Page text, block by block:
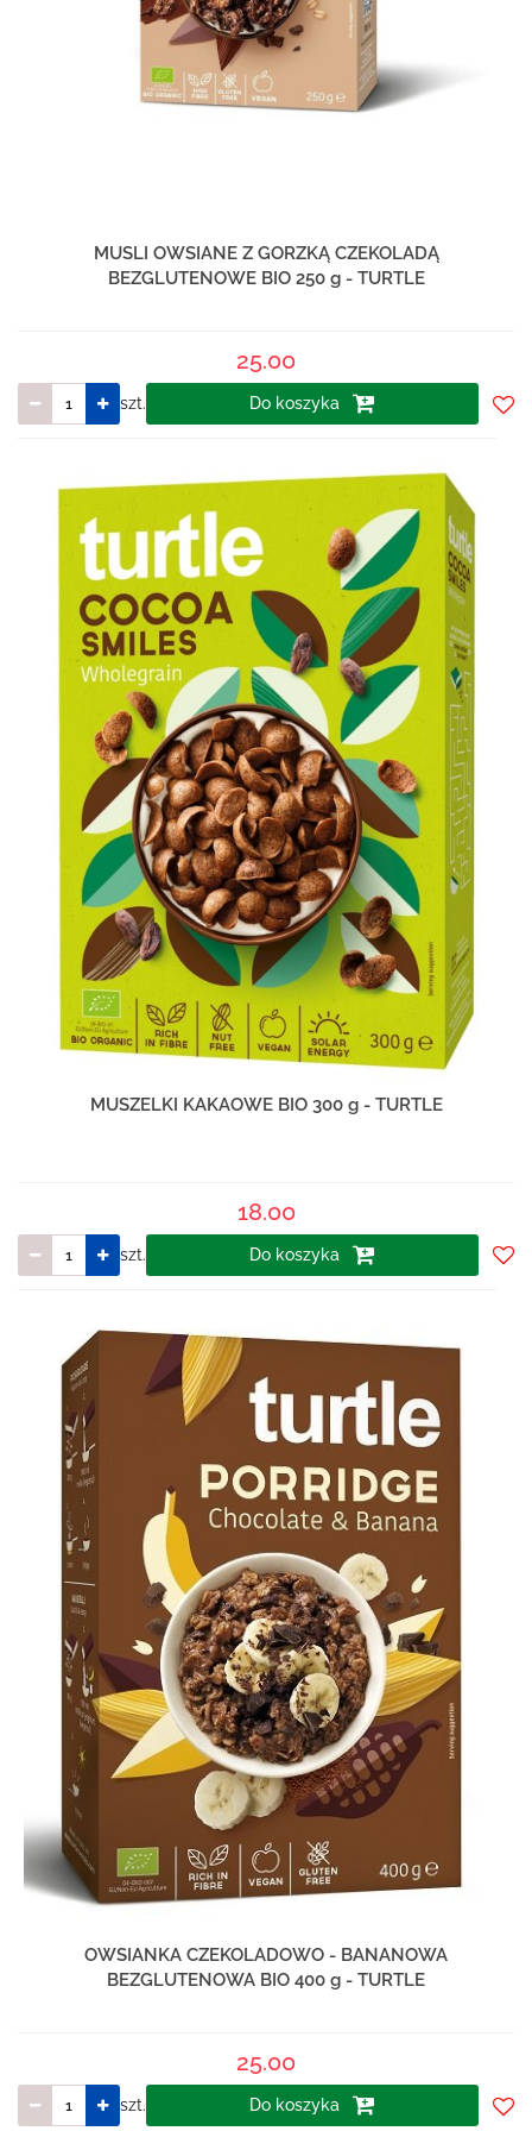
MUSLI OWSIANE Z GORZKĄ CZEKOLADĄ
BEZGLUTENOWE BIO 250 g - TURTLE
25.00
szt. Do koszyka
MUSZELKI KAKAOWE BIO 300 g - TURTLE
18.00
szt. Do koszyka
OWSIANKA CZEKOLADOWO - BANANOWA
BEZGLUTENOWA BIO 400 g - TURTLE
25.00
szt. Do koszyka